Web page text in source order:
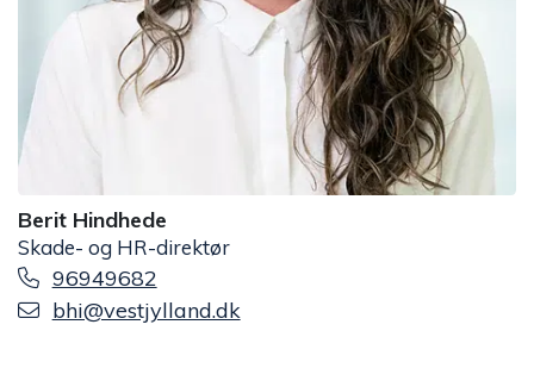
Berit Hindhede
Skade- og HR-direktør
96949682
bhi@vestjylland.dk